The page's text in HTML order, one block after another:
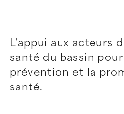
L'appui aux acteurs
santé du bassin
prévention et la
santé.